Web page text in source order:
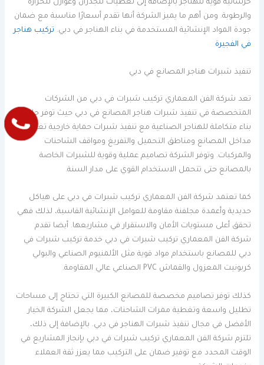
خرسانية قوية للهناجر بالإضافة إلى تغطيات للجدران وعوازل للحرارة
والرطوبة. ومن أهم ما يميز الشركة أنها تقدم أسعارًا مناسبة مع ضمان
جودة المواد الإنشائية المستخدمة في بناء الهناجر في دبي. تركيب هناجر
في الفجيرة
تنفيذ شبرات هناجر المصانع في دبي
تعد شركة الفن المعماري تركيب شبرات في دبي من الشركات
المتخصصة في تنفيذ شبرات هناجر المصانع في دبي حيث توفر حلول
بناء متكاملة للهناجر الصناعية مع تنفيذ شبرات حماية خارجية تغطي
مداخل المصانع ومناطق التحميل والتفريغ ومواقف الشاحنات
والمركبات. وتوفر الشركة تصاميم عملية وقوية للشبرات الخاصة
بالمصانع حتى تتحمل الاستخدام القوي على مدار السنة.
كما تعتمد شركة الفن المعماري تركيب شبرات في دبي على هياكل
حديدية وأعمدة مجلفنة مقاومة للعوامل الإنشائية القاسية، لذلك فهي
تحقق أعلى مستويات الأمان والاستقرار في مشاريعها. أيضا تقدم
شركة الفن المعماري تركيب شبرات في دبي خدمة تركيب شبرات في
دبي للمصانع باستخدام مواد قوية مثل الألمنيوم الصناعي والبولي
كربونيت المعزول والقماش PVC الصناعي عالي المقاومة.
كذلك توفر تصاميم مخصصة للمصانع الكبيرة التي تحتاج إلى مساحات
تظليل واسعة وتغطية ممرات الشاحنات، مما يجعل الشركة الخيار
الأفضل في مجال تنفيذ شبرات الهناجر في دبي. بالإضافة إلى ذلك،
تلتزم شركة الفن المعماري تركيب شبرات في دبي بإنجاز المشاريع في
الوقت المحدد مع توفير ضمان على التركيب مما يعزز ثقة العملاء